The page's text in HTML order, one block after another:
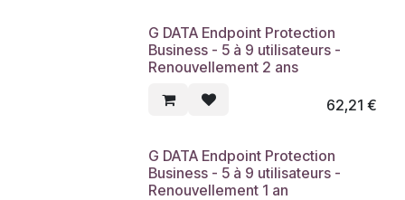
G DATA Endpoint Protection
Business - 5 à 9 utilisateurs -
Renouvellement 2 ans
62,21 €
G DATA Endpoint Protection
Business - 5 à 9 utilisateurs -
Renouvellement 1 an